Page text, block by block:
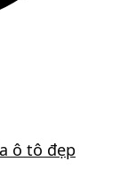
ô tô đẹp